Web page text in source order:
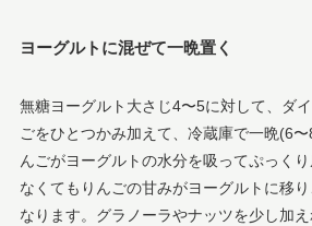
ヨーグルトに混ぜて一晩置く
無糖ヨーグルト大さじ4〜5に対して、ダ
ごをひとつかみ加えて、冷蔵庫で一晩(6
んごがヨーグルトの水分を吸ってぷっく
なくてもりんごの甘みがヨーグルトに移
なります。グラノーラやナッツを少し加